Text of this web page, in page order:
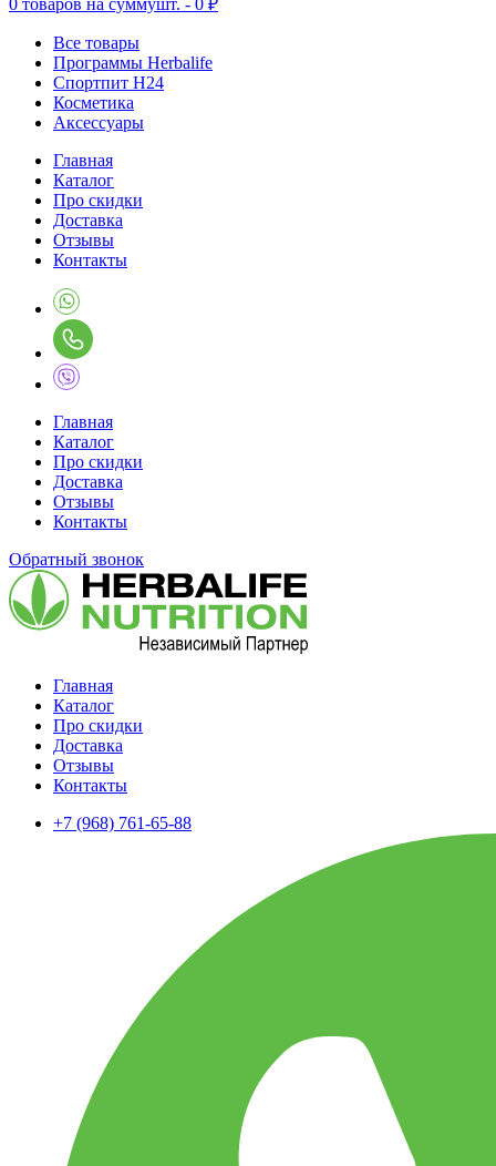
0 товаров на суммушт. - 0 ₽
Все товары
Программы Herbalife
Спортпит H24
Косметика
Аксессуары
Главная
Каталог
Про скидки
Доставка
Отзывы
Контакты
Главная
Каталог
Про скидки
Доставка
Отзывы
Контакты
Обратный звонок
Главная
Каталог
Про скидки
Доставка
Отзывы
Контакты
+7 (968) 761-65-88